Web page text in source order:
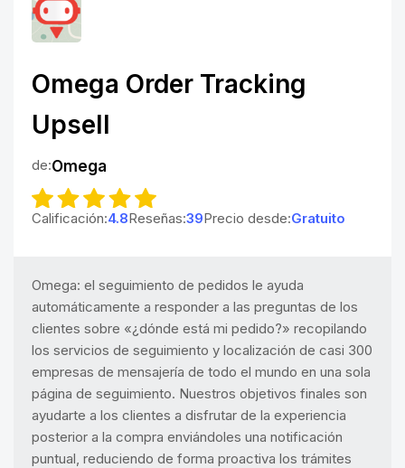
Omega Order Tracking
Upsell
de:Omega
Calificación:4.8Reseñas:39Precio desde:Gratuito
Omega: el seguimiento de pedidos le ayuda
automáticamente a responder a las preguntas de los
clientes sobre «¿dónde está mi pedido?» recopilando
los servicios de seguimiento y localización de casi 300
empresas de mensajería de todo el mundo en una sola
página de seguimiento. Nuestros objetivos finales son
ayudarte a los clientes a disfrutar de la experiencia
posterior a la compra enviándoles una notificación
puntual, reduciendo de forma proactiva los trámites